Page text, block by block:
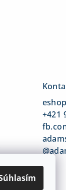
eshop
+421